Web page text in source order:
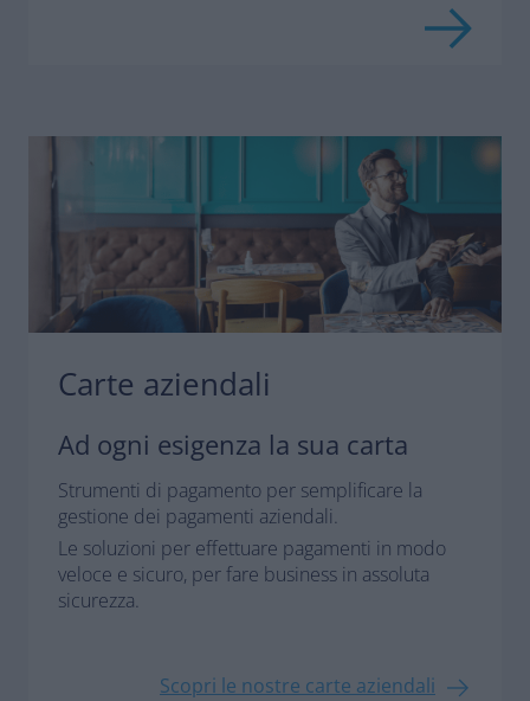
Carte aziendali
Ad ogni esigenza la sua carta
Strumenti di pagamento per semplificare la
gestione dei pagamenti aziendali.
Le soluzioni per effettuare pagamenti in modo
veloce e sicuro, per fare business in assoluta
sicurezza.
Scopri le nostre carte aziendali